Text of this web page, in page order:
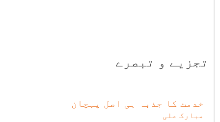
تجزیے و تبصرے
خدمت کا جذبہ ہی اصل پہچان
مبارک علی